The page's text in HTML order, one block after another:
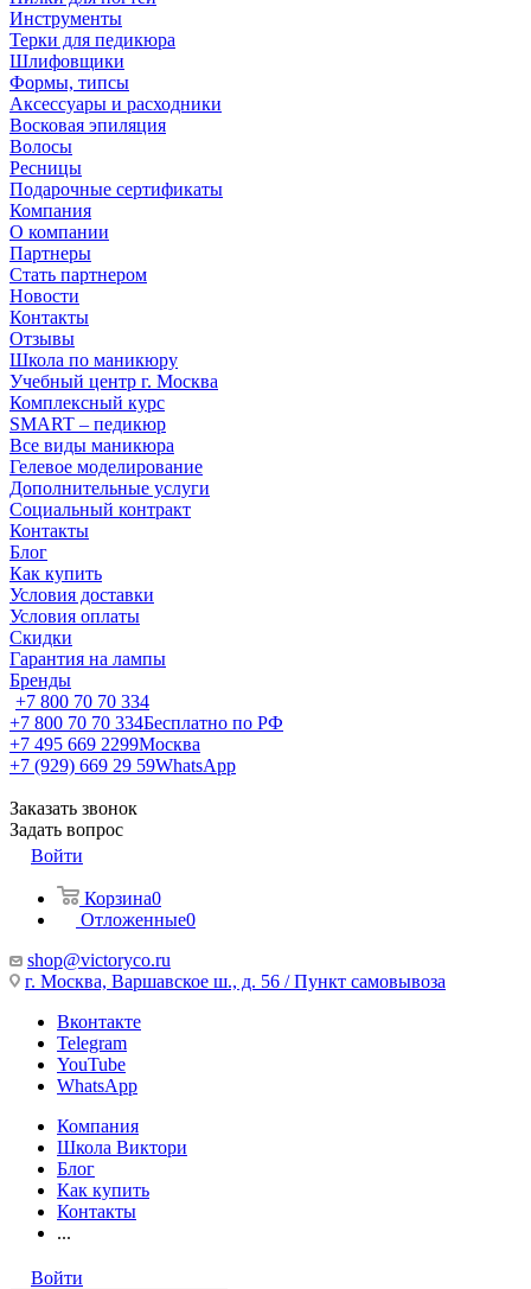
Инструменты
Терки для педикюра
Шлифовщики
Формы, типсы
Аксессуары и расходники
Восковая эпиляция
Волосы
Ресницы
Подарочные сертификаты
Компания
О компании
Партнеры
Стать партнером
Новости
Контакты
Отзывы
Школа по маникюру
Учебный центр г. Москва
Комплексный курс
SMART – педикюр
Все виды маникюра
Гелевое моделирование
Дополнительные услуги
Социальный контракт
Контакты
Блог
Как купить
Условия доставки
Условия оплаты
Скидки
Гарантия на лампы
Бренды
+7 800 70 70 334
+7 800 70 70 334Бесплатно по РФ
+7 495 669 2299Москва
+7 (929) 669 29 59WhatsApp
Заказать звонок
Задать вопрос
Войти
Корзина0
Отложенные0
shop@victoryco.ru
г. Москва, Варшавское ш., д. 56 / Пункт самовывоза
Вконтакте
Telegram
YouTube
WhatsApp
Компания
Школа Виктори
Блог
Как купить
Контакты
...
Войти